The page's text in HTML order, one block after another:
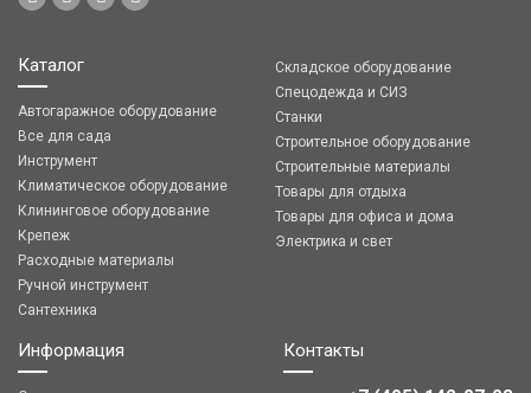
Каталог
Автогаражное оборудование
Все для сада
Инструмент
Климатическое оборудование
Клининговое оборудование
Крепеж
Расходные материалы
Ручной инструмент
Сантехника
Складское оборудование
Спецодежда и СИЗ
Станки
Строительное оборудование
Строительные материалы
Товары для отдыха
Товары для офиса и дома
Электрика и свет
Информация Контакты